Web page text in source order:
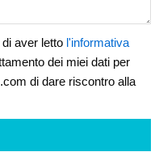
aver letto l'informativa
dei miei dati per
di dare riscontro alla